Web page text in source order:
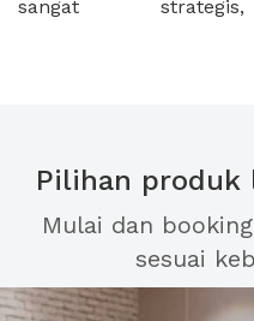
sangat strategis,
Pilihan produk
Mulai dan
sesuai